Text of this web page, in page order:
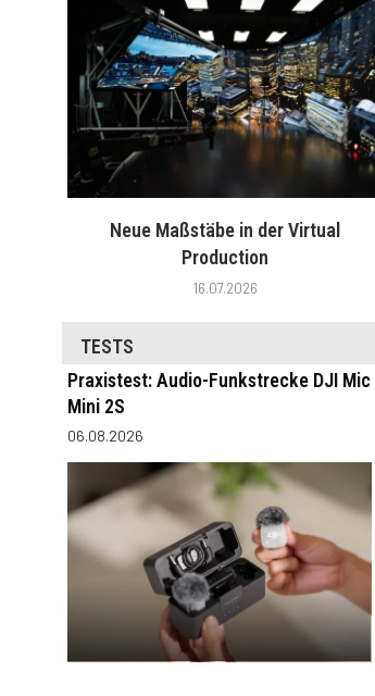
Neue Maßstäbe in der Virtual
Production
16.07.2026
TESTS
Praxistest: Audio-Funkstrecke DJI Mic
Mini 2S
06.08.2026